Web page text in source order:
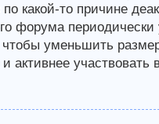
какой-то причине
форума
уменьшить
активнее участвовать